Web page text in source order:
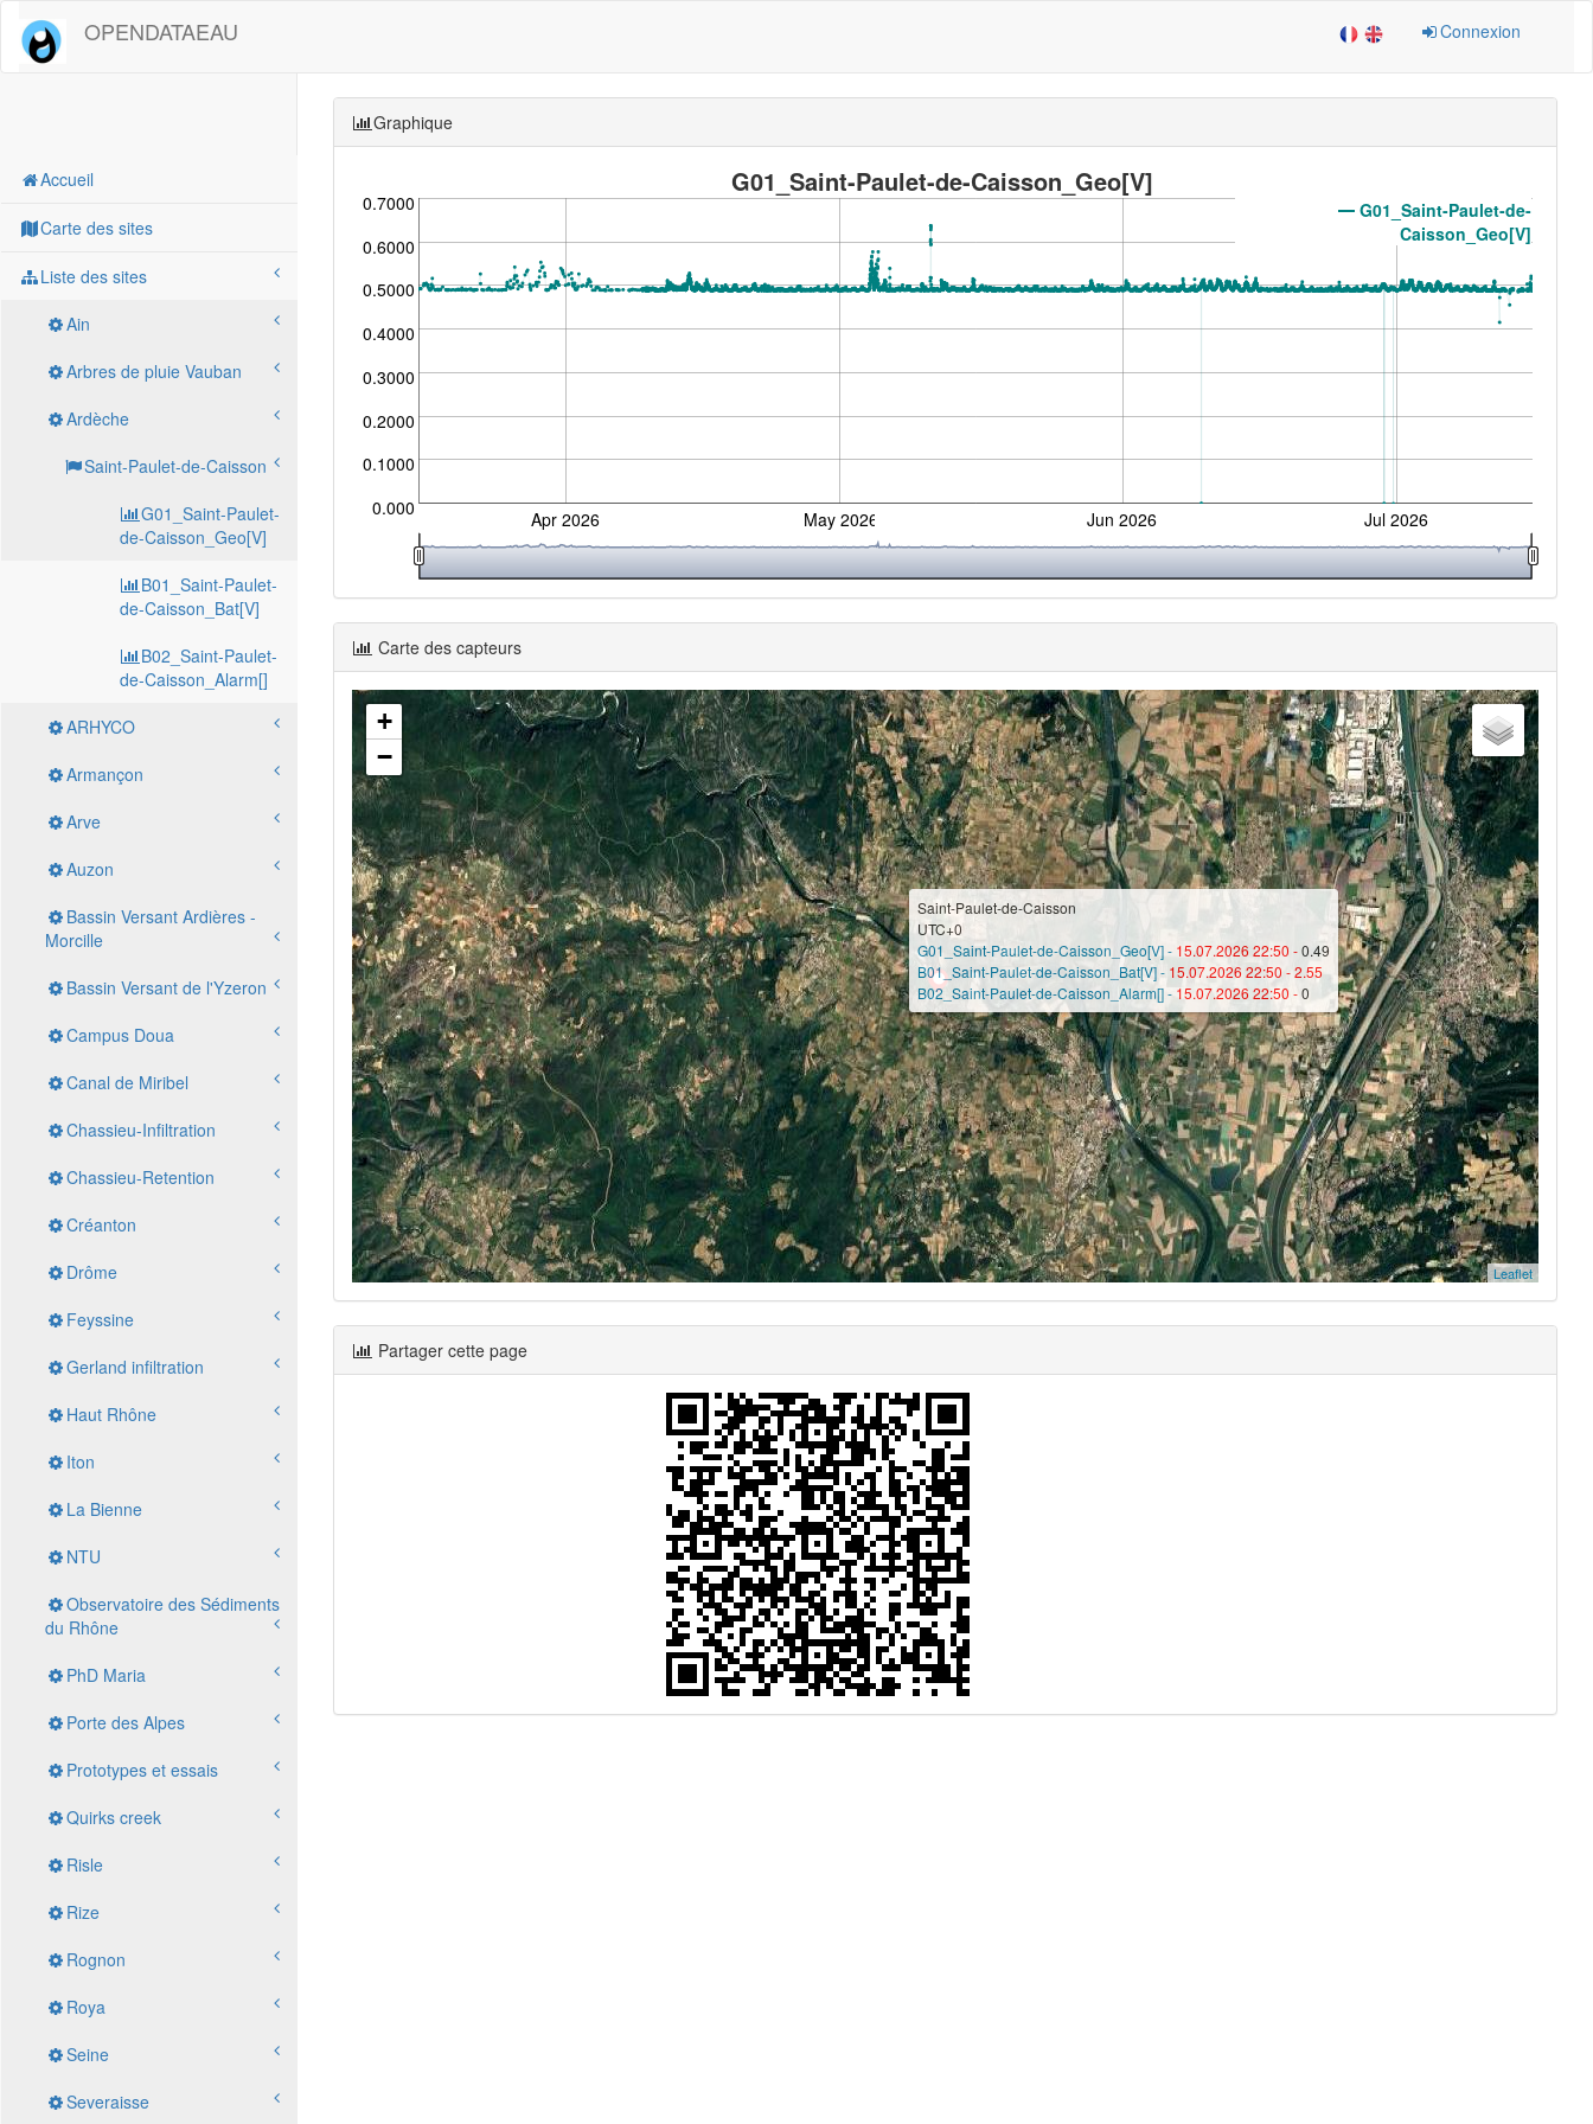
OPENDATAEAU Connexion
Accueil
Carte des sites
Liste des sites
Ain
Arbres de pluie Vauban
Ardèche
Saint-Paulet-de-Caisson
G01_Saint-Paulet-
de-Caisson_Geo[V]
B01_Saint-Paulet-
de-Caisson_Bat[V]
B02_Saint-Paulet-
de-Caisson_Alarm[]
ARHYCO
Armançon
Arve
Auzon
Bassin Versant Ardières -
Morcille
Bassin Versant de l'Yzeron
Campus Doua
Canal de Miribel
Chassieu-Infiltration
Chassieu-Retention
Créanton
Drôme
Feyssine
Gerland infiltration
Haut Rhône
Iton
La Bienne
NTU
Observatoire des Sédiments
du Rhône
PhD Maria
Porte des Alpes
Prototypes et essais
Quirks creek
Risle
Rize
Rognon
Roya
Seine
Severaisse
Graphique
G01_Saint-Paulet-de-Caisson_Geo[V]
G01_Saint-Paulet-de-
Caisson_Geo[V]
0.000
0.1000
0.2000
0.3000
0.4000
0.5000
0.6000
0.7000
Apr 2026 May 2026 Jun 2026 Jul 2026
Carte des capteurs
Saint-Paulet-de-Caisson
UTC+0
G01_Saint-Paulet-de-Caisson_Geo[V] - 15.07.2026 22:50 -0.49
B01_Saint-Paulet-de-Caisson_Bat[V] - 15.07.2026 22:50 -2.55
B02_Saint-Paulet-de-Caisson_Alarm[] - 15.07.2026 22:50 -0
+
−
Leaflet
Partager cette page